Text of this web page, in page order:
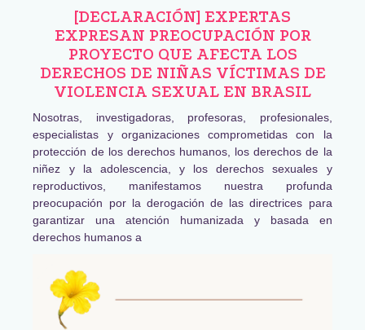
[DECLARACIÓN] EXPERTAS
EXPRESAN PREOCUPACIÓN POR
PROYECTO QUE AFECTA LOS
DERECHOS DE NIÑAS VÍCTIMAS DE
VIOLENCIA SEXUAL EN BRASIL
Nosotras, investigadoras, profesoras, profesionales,
especialistas y organizaciones comprometidas con la
protección de los derechos humanos, los derechos de la
niñez y la adolescencia, y los derechos sexuales y
reproductivos, manifestamos nuestra profunda
preocupación por la derogación de las directrices para
garantizar una atención humanizada y basada en
derechos humanos a